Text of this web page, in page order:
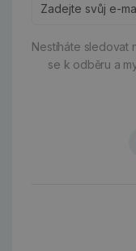
Nestíháte sledovat
se k odběru a